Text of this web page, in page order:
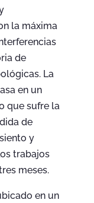
la máxima
de
La
en un
que sufre la
de
y
trabajos
meses.
en un